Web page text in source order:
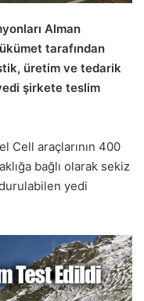
Alman
tarafından
üretim ve tedarik
şirkete teslim
Cell araçlarının 400
bağlı olarak sekiz
yedi